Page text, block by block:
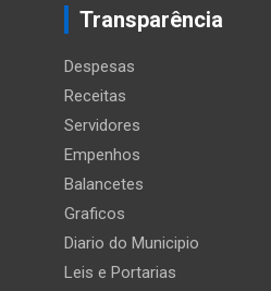
Transparência
Despesas
Receitas
Servidores
Empenhos
Balancetes
Graficos
Diario do Municipio
Leis e Portarias